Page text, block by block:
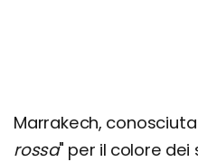
Marrakech,
rossa" per il colore dei